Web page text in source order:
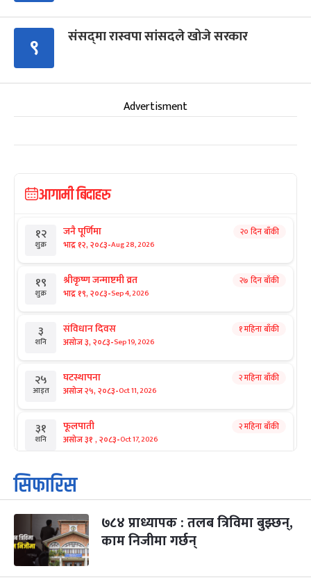
९ संसद्‍मा रास्वपा सांसदले खोजे सरकार
Advertisment
आगामी बिदाहरु
१२
शुक्र
जनै पूर्णिमा
भाद्र १२, २०८३-Aug 28, 2026
२० दिन बाँकी
१९
शुक्र
श्रीकृष्ण जन्माष्टमी व्रत
भाद्र १९, २०८३-Sep 4, 2026
२७ दिन बाँकी
३
शनि
संविधान दिवस
असोज ३, २०८३-Sep 19, 2026
१ महिना बाँकी
२५
आइत
घटस्थापना
असोज २५, २०८३-Oct 11, 2026
२ महिना बाँकी
३१
शनि
फूलपाती
असोज ३१ , २०८३-Oct 17, 2026
२ महिना बाँकी
१
आइत
कार्तिक सङ्क्रान्ति
कार्तिक १, २०८३
३
मंगल
महानवमी
कार्तिक ३, २०८३-Oct 20, 2026
२ महिना बाँकी
४
सिफारिस
७८४ प्राध्यापक : तलब त्रिविमा बुझ्छन्,
काम निजीमा गर्छन्